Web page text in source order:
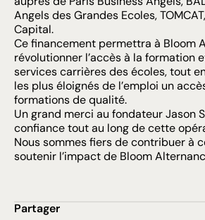
Partager
Angels des Grandes Ecoles,
Capital.
Ce financement permettra à Bloom
révolutionner l’accès à la formation
services carrières des écoles, tout
les plus éloignés de l’emploi un
formations de qualité.
Un grand merci au fondateur Jason
confiance tout au long de cette
Nous sommes fiers de contribuer à
soutenir l’impact de Bloom